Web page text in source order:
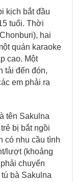
kịch bắt đầu
tuổi. Thời
hai
quán karaoke
cao. Một
tải đến đón,
em phải ra
tên Sakulna
bị bắt ngồi
có nhu cầu tình
lượt (khoảng
chuyển
bà Sakulna